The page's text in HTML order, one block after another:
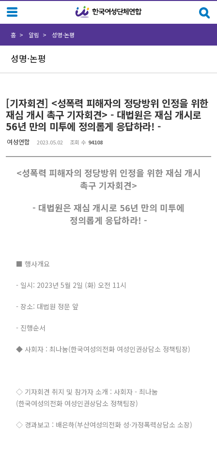
성명·논평
홈 알림 성명·논평
[기자회견] <성폭력 피해자의 정당방위 인정을 위한
재심 개시 촉구 기자회견> - 대법원은 재심 개시로
56년 만의 미투에 정의롭게 응답하라! -
여성연합 2023.05.02 조회 수 94108
<성폭력 피해자의 정당방위 인정을 위한 재심 개시
촉구 기자회견>
- 대법원은 재심 개시로 56년 만의 미투에
정의롭게 응답하라! -
■ 행사개요
- 일시: 2023년 5월 2일 (화) 오전 11시
- 장소: 대법원 정문 앞
- 진행순서
◆ 사회자 : 최나눔(한국여성의전화 여성인권상담소 정책팀장)
◇ 기자회견 취지 및 참가자 소개 : 사회자 - 최나눔
(한국여성의전화 여성인권상담소 정책팀장)
◇ 경과보고 : 배은하(부산여성의전화 성·가정폭력상담소 소장)